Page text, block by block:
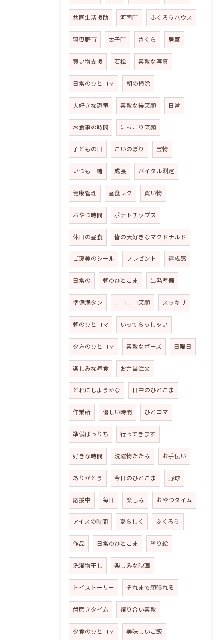
共同生活援助 河南町 ふくろうハウス
羽曳野市 太子町 さくら 居室
買い物支援 若松 素敵な写真
日常のひとコマ 朝の掃除
大好きな恐竜 素敵な得笑顔 日常
お食事の時間 にっこり笑顔
子どもの日 こいのぼり 宝物
いつも一緒 成長 バイタル測定
健康管理 昼食レク 買い物
おやつ時間 ポテトチップス
休日の昼食 皆の大好きなマクドナルド
ご褒美のシール プレゼント 達成感
日常の 朝のひとこま 出発準備
準備満タン ニコニコ笑顔 スッキリ
朝のひとコマ いってらっしゃい
夕方のひとコマ 素敵なポーズ 日曜日
楽しみな昼食 お弁当注文
どれにしようかな 日中のひとこま
作業所 優しい時間 ひとコマ
準備ばっりち 行ってきます
好きな時間 洗濯物たたみ お手伝い
ありがとう 今日のひとこま 野球
応援中 毎日 楽しみ おやつタイム
アイスの時間 夏らしく ふくろう
作品 日常のひとこま 塗り絵
洗濯物干し 楽しみな映画
トイストーリー それまで頑張れる
歯磨きタイム 譲り合い素敵
夕食のひとコマ 美味しいご飯